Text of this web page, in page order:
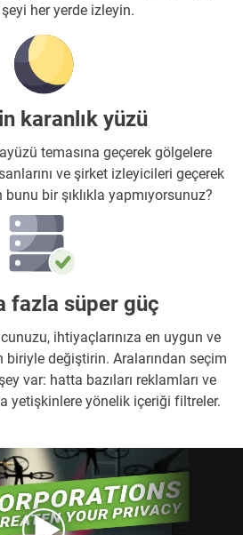
her yerde izleyin.
karanlık yüzü
temasına geçerek gölgelere
ve şirket izleyicileri geçerek
bir şıklıkla yapmıyorsunuz?
fazla süper güç
ihtiyaçlarınıza en uygun ve
biriyle değiştirin. Aralarından seçim
var: hatta bazıları reklamları ve
yetişkinlere yönelik içeriği filtreler.